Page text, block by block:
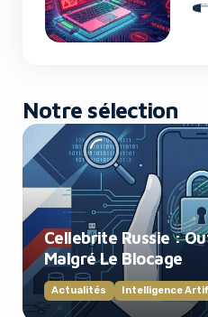
Notre sélection
Cellebrite Russie :
Malgré Le Blocage
Actualités Intelligence